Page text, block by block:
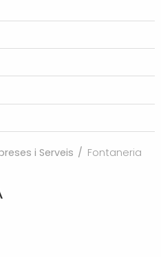
i Serveis / Fontaneria